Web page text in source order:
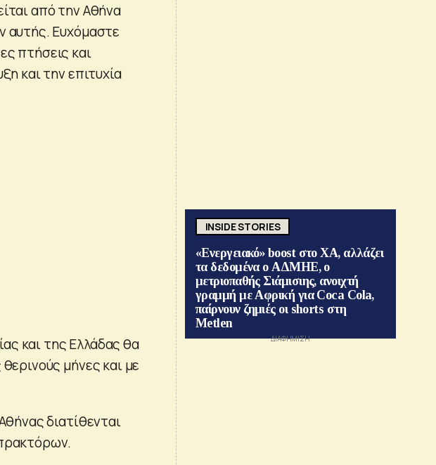
από την Αθήνα
αυτής. Ευχόμαστε
πτήσεις και
και την επιτυχία
και της Ελλάδας θα
μήνες και με
διατίθενται
INSIDE STORIES
«Ενεργειακό» boost στο ΧΑ, αλλάζει
τα δεδομένα ο ΑΔΜΗΕ, ο
μετριοπαθής Σιάμισιης, ανοιχτή
γραμμή με Αφρική για Coca Cola,
παίρνουν ζημιές οι shorts στη
Metlen